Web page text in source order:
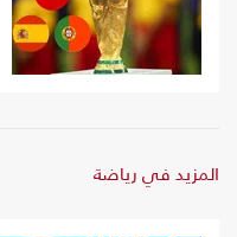
المزيد في رياضة